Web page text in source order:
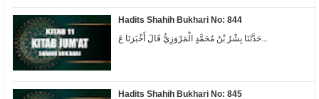
Hadits Shahih Bukhari No: 844
حَدَّثَنَا بِشْرُ بْنُ مُحَمَّدٍ الْمَرْوَزِيُّ قَالَ أَخْبَرَنَا عَ...
Hadits Shahih Bukhari No: 845